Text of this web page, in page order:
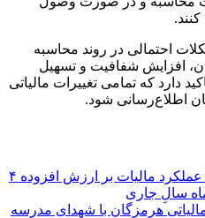
احتمالی در روند محاسبه
افزایش شفافیت و تسهیل
دارد که تمامی تغییرات مالیاتی
اطلاع‌رسانی شود.
مهلت اصلاح و ثبت خلاصه عملکرد مالیات بر ارزش افزوده ۴
هرمزگان با شهدای مدرسه